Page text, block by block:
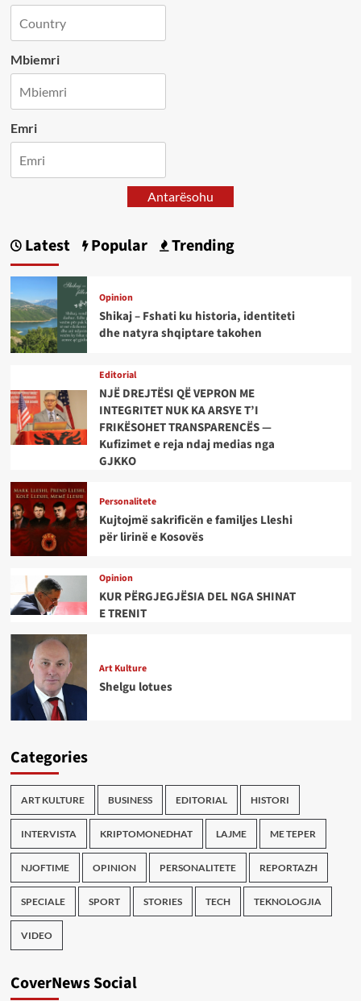
Mbiemri
Emri
Antarësohu
Latest Popular Trending
Opinion
Shikaj – Fshati ku historia, identiteti
dhe natyra shqiptare takohen
Editorial
NJË DREJTËSI QË VEPRON ME
INTEGRITET NUK KA ARSYE T’I
FRIKËSOHET TRANSPARENCËS —
Kufizimet e reja ndaj medias nga
GJKKO
Personalitete
Kujtojmë sakrificën e familjes Lleshi
për lirinë e Kosovës
Opinion
KUR PËRGJEGJËSIA DEL NGA SHINAT
E TRENIT
Art Kulture
Shelgu lotues
Categories
ART KULTURE BUSINESS EDITORIAL HISTORI
INTERVISTA KRIPTOMONEDHAT LAJME ME TEPER
NJOFTIME OPINION PERSONALITETE REPORTAZH
SPECIALE SPORT STORIES TECH TEKNOLOGJIA
VIDEO
CoverNews Social